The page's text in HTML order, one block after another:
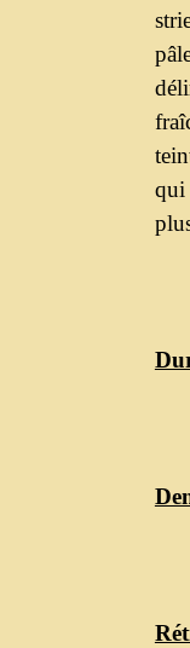
qui